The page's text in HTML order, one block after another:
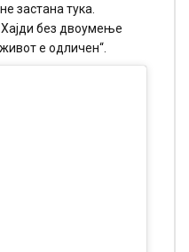
застана тука.
Хајди без двоумење
е одличен“.